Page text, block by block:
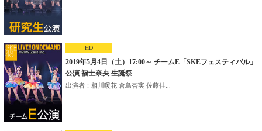
HD
2019年5月4日（土）17:00～ チームE「SKEフェスティバル」
公演 福士奈央 生誕祭
出演者：相川暖花 倉島杏実 佐藤佳...